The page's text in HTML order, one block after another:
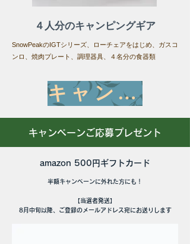
４人分のキャンピングギア
SnowPeakのIGTシリーズ、ローチェアをはじめ、ガスコ
ンロ、焼肉プレート、調理器具、４名分の食器類
キャンペーン応募はこちら
キャンペーンご応募プレゼント
amazon 500円ギフトカード
半額キャンペーンに外れた方にも！
【当選者発送】
​8月中旬以降、
ご登録のメールアドレス宛にお送りします